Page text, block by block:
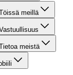
meillä
meistä